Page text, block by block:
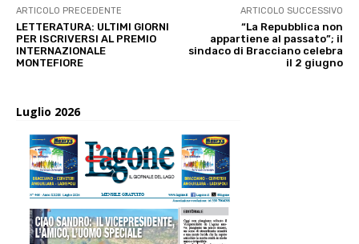
ARTICOLO PRECEDENTE
LETTERATURA: ULTIMI GIORNI
PER ISCRIVERSI AL PREMIO
INTERNAZIONALE
MONTEFIORE
ARTICOLO SUCCESSIVO
“La Repubblica non
appartiene al passato”; il
sindaco di Bracciano celebra
il 2 giugno
Luglio 2026